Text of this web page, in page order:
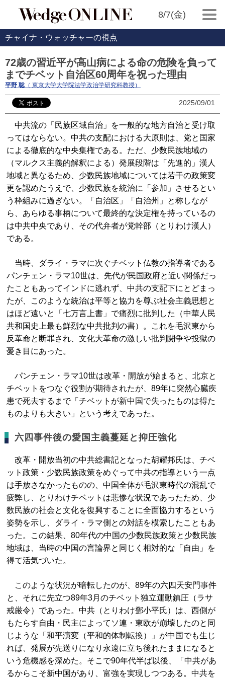
8/7(金)
チャイナ・ウォッチャーの視点
72歳の習近平が高山病による命の危険を負って
までチベット自治区60周年を祝った理由
平野 聡 （ 東京大学大学院法学政治学研究科教授）
2025/09/01
中共流の「民族区域自治」を一般的な地方自治と受け取
ってはならない。中共の支配における大原則は、党と国家
による徹底的な中央集権である。ただ、少数民族地域の
（マルクス主義的解釈による）発展段階は「先進的」漢人
地域と異なるため、少数民族地域については若干の政策変
更を認めたうえで、少数民族を統治に「参加」させるとい
う枠組みに過ぎない。「自治区」「自治州」と称しなが
ら、あらゆる事柄について最終的な決定権を持っているの
は中共中央であり、その代弁者が党幹部（とりわけ漢人）
である。
当時、ダライ・ラマに次ぐチベット仏教の指導者である
パンチェン・ラマ10世は、先代が民国政府と近い関係だっ
たこともあってインドに逃れず、中共の支配下にとどまっ
たが、このような統治は平等と協力を尊ぶ社会主義思想と
はほど遠いと「七万言上書」で痛烈に批判した（中華人民
共和国史上最も鮮烈な中共批判の書）。これを毛沢東から
反革命と断罪され、文化大革命の激しい批判闘争や投獄の
憂き目にあった。
パンチェン・ラマ10世は改革・開放が始まると、北京と
チベットをつなぐ役割が期待されたが、89年に突然心臓疾
患で死去するまで「チベットが新中国で失ったものは得た
ものよりも大きい」という考えであった。
六四事件後の愛国主義蔓延と抑圧強化
改革・開放当初の中共総書記となった胡耀邦氏は、チベ
ット政策・少数民族政策をめぐって中共の指導という一点
は手放さなかったものの、中国全体が毛沢東時代の混乱で
疲弊し、とりわけチベットは悲惨な状況であったため、少
数民族の社会と文化を復興することに全面協力するという
姿勢を示し、ダライ・ラマ側との対話を模索したこともあ
った。この結果、80年代の中国の少数民族政策と少数民族
地域は、当時の中国の言論界と同じく相対的な「自由」を
得て活気づいた。
このような状況が暗転したのが、89年の六四天安門事件
と、それに先立つ89年3月のチベット独立運動鎮圧（ラサ
戒厳令）であった。中共（とりわけ鄧小平氏）は、西側が
もたらす自由・民主によってソ連・東欧が崩壊したのと同
じような「和平演変（平和的体制転換）」が中国でも生じ
れば、発展が先送りになり永遠に立ち後れたままになると
いう危機感を深めた。そこで90年代半ば以後、「中共があ
るからこそ新中国があり、富強を実現しつつある。中共を